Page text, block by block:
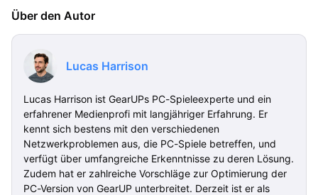
Über den Autor
Lucas Harrison
Lucas Harrison ist GearUPs PC-Spieleexperte und ein
erfahrener Medienprofi mit langjähriger Erfahrung. Er
kennt sich bestens mit den verschiedenen
Netzwerkproblemen aus, die PC-Spiele betreffen, und
verfügt über umfangreiche Erkenntnisse zu deren Lösung.
Zudem hat er zahlreiche Vorschläge zur Optimierung der
PC-Version von GearUP unterbreitet. Derzeit ist er als